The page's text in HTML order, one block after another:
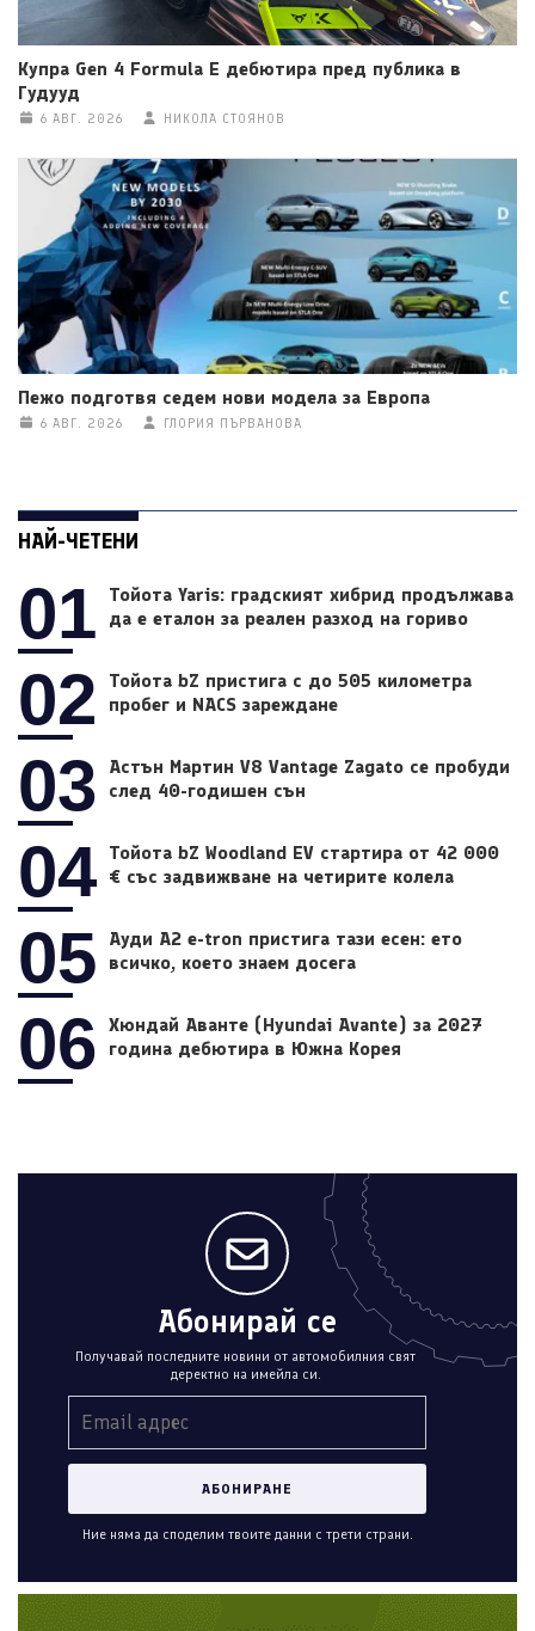
Купра Gen 4 Formula E дебютира пред публика в
Гудууд
6 АВГ. 2026 НИКОЛА СТОЯНОВ
Пежо подготвя седем нови модела за Европа
6 АВГ. 2026 ГЛОРИЯ ПЪРВАНОВА
НАЙ-ЧЕТЕНИ
01
Тойота Yaris: градският хибрид продължава
да е еталон за реален разход на гориво
02
Тойота bZ пристига с до 505 километра
пробег и NACS зареждане
03
Астън Мартин V8 Vantage Zagato се пробуди
след 40-годишен сън
04 Тойота bZ Woodland EV стартира от 42 000
€ със задвижване на четирите колела
05
Ауди A2 e-tron пристига тази есен: ето
всичко, което знаем досега
06
Хюндай Аванте (Hyundai Avante) за 2027
година дебютира в Южна Корея
Абонирай се
Получавай последните новини от автомобилния свят
деректно на имейла си.
Ние няма да споделим твоите данни с трети страни.